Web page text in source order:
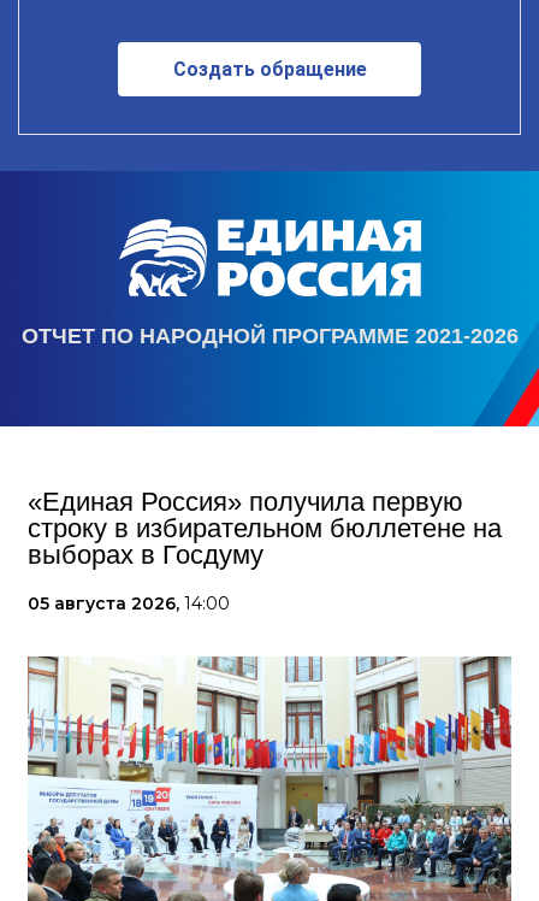
Создать обращение
ОТЧЕТ ПО НАРОДНОЙ ПРОГРАММЕ 2021-2026
«Единая Россия» получила первую
строку в избирательном бюллетене на
выборах в Госдуму
05 августа 2026, 14:00